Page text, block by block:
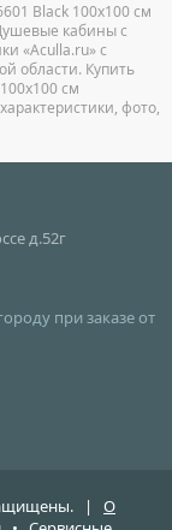
Black 100x100 см
кабины с
«Aculla.ru» с
области. Купить
см
фото,
д.52г
при заказе от
| О